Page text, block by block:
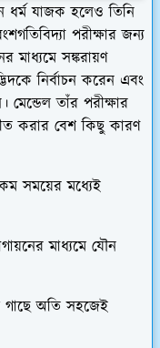
ধর্ম যাজক হলেও তিনি
পরীক্ষার জন্য
মাধ্যমে সঙ্করায়ণ
নির্বাচন করেন এবং
তাঁর পরীক্ষার
করার বেশ কিছু কারণ
সময়ের মধ্যেই
মাধ্যমে যৌন
অতি সহজেই